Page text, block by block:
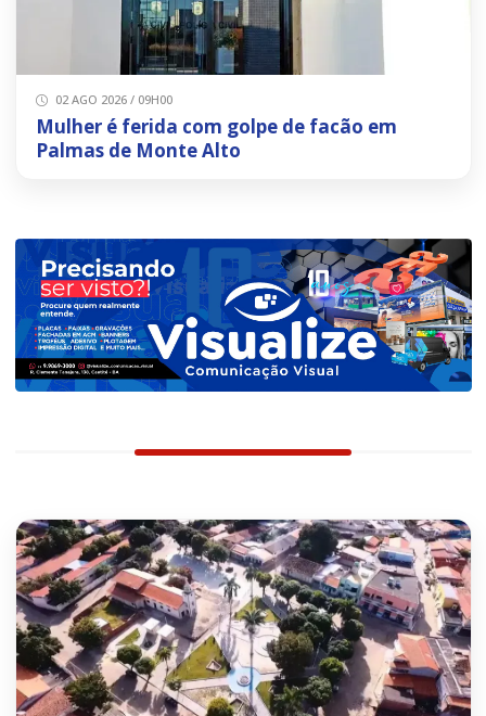
02 AGO 2026 / 09H00
Mulher é ferida com golpe de facão em
Palmas de Monte Alto